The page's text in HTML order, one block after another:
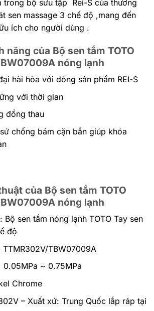
trong bộ sưu tập Rei-S của thương
sen massage 3 chế độ ,mang đến
ích cho người dùng .
năng của Bộ sen tắm TOTO
nóng lạnh
hài hòa với dòng sản phẩm REI-S
với thời gian
đồng thau
chống bám cặn bẩn giúp khóa
của Bộ sen tắm TOTO
nóng lạnh
Bộ sen tắm nóng lạnh TOTO Tay sen
độ
TTMR302V/TBW07009A
~ 0.75MPa
Chrome
– Xuất xứ: Trung Quốc lắp ráp tại